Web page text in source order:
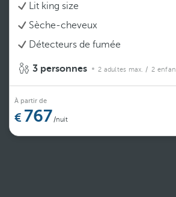
Lit king size
Sèche-cheveux
Détecteurs de fumée
3 personnes 2 adultes max. / 2
À partir de
767/nuit